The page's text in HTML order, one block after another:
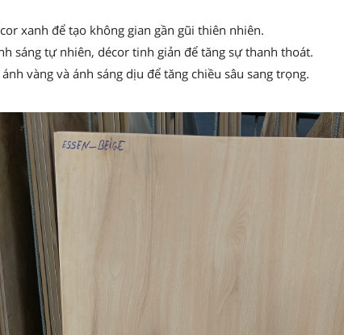
xanh để tạo không gian gần gũi thiên nhiên.
sáng tự nhiên, décor tinh giản để tăng sự thanh thoát.
vàng và ánh sáng dịu để tăng chiều sâu sang trọng.